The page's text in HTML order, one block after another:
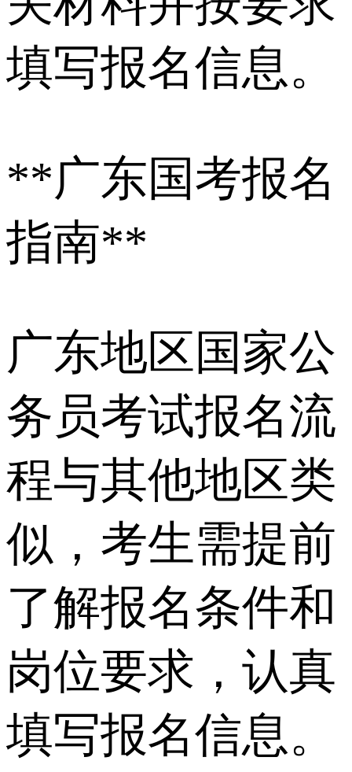
填写报名信息。
**广东国考报名
指南**
广东地区国家公
务员考试报名流
程与其他地区类
似，考生需提前
了解报名条件和
岗位要求，认真
填写报名信息。